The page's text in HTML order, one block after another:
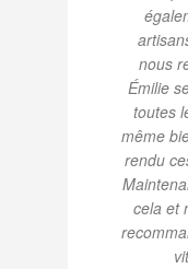
nous
Émilie
toutes
même
rendu
cela et